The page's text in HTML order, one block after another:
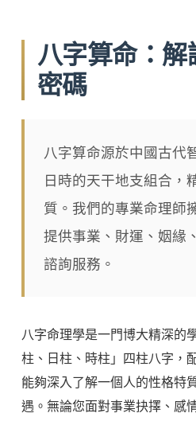
八字算命：
密碼
八字算命源於中國古代
日時的天干地支組合，
質。我們的專業命理師
提供事業、財運、姻緣
諮詢服務。
八字命理學是一門博大精深的
柱、日柱、時柱」四柱八字，
能夠深入了解一個人的性格特
遇。無論您面對事業抉擇、感